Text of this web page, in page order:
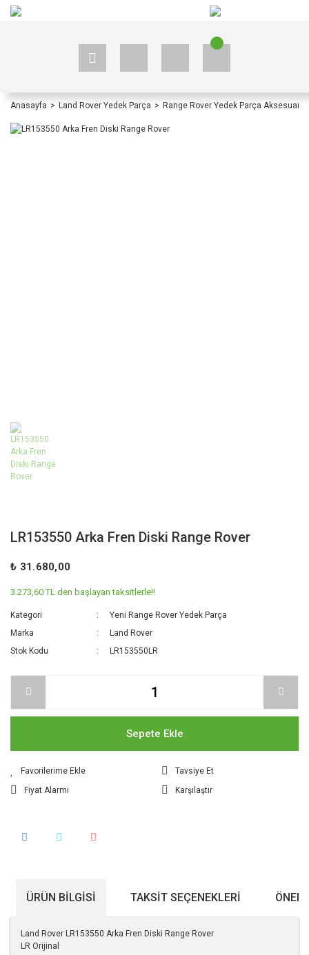
Anasayfa Land Rover Yedek Parça Range Rover Yedek Parça Aksesuar
LR153550 Arka Fren Diski Range Rover
₺ 31.680,00
3.273,60 TL den başlayan taksitlerle!!
Kategori
Yeni Range Rover Yedek Parça
Marka
Land Rover
Stok Kodu
LR153550LR
Sepete Ekle
Tavsiye Et
Fiyat Alarmı
Karşılaştır
ÜRÜN BILGISI TAKSIT SEÇENEKLERI
Land Rover LR153550 Arka Fren Diski Range Rover
LR Orijinal